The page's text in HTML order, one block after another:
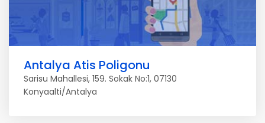
Antalya Atis Poligonu
Sarisu Mahallesi, 159. Sokak No:1, 07130
Konyaalti/Antalya